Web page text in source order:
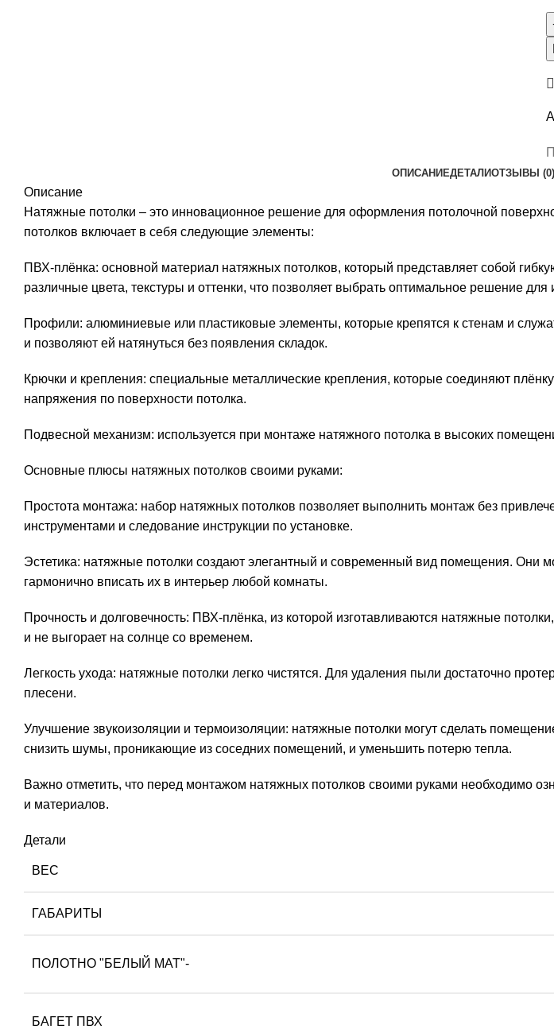
х
ОПИСАНИЕДЕТАЛИОТЗЫВЫ (0)
Описание
Натяжные потолки – это инновационное решение для оформления потолочной
потолков включает в себя следующие элементы:
ПВХ-плёнка: основной материал натяжных потолков, который представляет собой
различные цвета, текстуры и оттенки, что позволяет выбрать оптимальное решение для
Профили: алюминиевые или пластиковые элементы, которые крепятся к стенам и
и позволяют ей натянуться без появления складок.
Крючки и крепления: специальные металлические крепления, которые соединяют
напряжения по поверхности потолка.
Подвесной механизм: используется при монтаже натяжного потолка в высоких
Основные плюсы натяжных потолков своими руками:
Простота монтажа: набор натяжных потолков позволяет выполнить монтаж без
инструментами и следование инструкции по установке.
Эстетика: натяжные потолки создают элегантный и современный вид помещения. Они
гармонично вписать их в интерьер любой комнаты.
Прочность и долговечность: ПВХ-плёнка, из которой изготавливаются натяжные
и не выгорает на солнце со временем.
Легкость ухода: натяжные потолки легко чистятся. Для удаления пыли достаточно
плесени.
Улучшение звукоизоляции и термоизоляции: натяжные потолки могут сделать
снизить шумы, проникающие из соседних помещений, и уменьшить потерю тепла.
Важно отметить, что перед монтажом натяжных потолков своими руками необходимо
и материалов.
Детали
ВЕС
ГАБАРИТЫ
ПОЛОТНО "БЕЛЫЙ МАТ"-
БАГЕТ ПВХ